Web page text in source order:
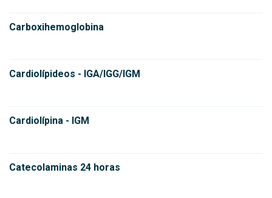
Carboxihemoglobina
Cardiolípideos - IGA/IGG/IGM
Cardiolípina - IGM
Catecolaminas 24 horas